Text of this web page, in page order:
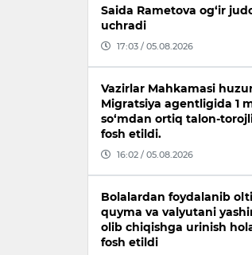
Saida Rametova og‘ir
uchradi
17:03 / 05.08.2026
Vazirlar Mahkamasi
Migratsiya agentligida 1
so‘mdan ortiq talon-
fosh etildi.
16:02 / 05.08.2026
Bolalardan foydalanib
quyma va valyutani
olib chiqishga urinish
fosh etildi